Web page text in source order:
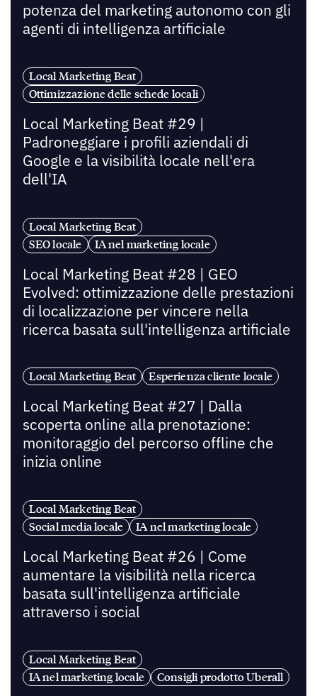
potenza del marketing autonomo con gli
agenti di intelligenza artificiale
Local Marketing Beat
Ottimizzazione delle schede locali
Local Marketing Beat #29 |
Padroneggiare i profili aziendali di
Google e la visibilità locale nell'era
dell'IA
Local Marketing Beat
SEO locale
IA nel marketing locale
Local Marketing Beat #28 | GEO
Evolved: ottimizzazione delle prestazioni
di localizzazione per vincere nella
ricerca basata sull'intelligenza artificiale
Local Marketing Beat Esperienza cliente locale
Local Marketing Beat #27 | Dalla
scoperta online alla prenotazione:
monitoraggio del percorso offline che
inizia online
Local Marketing Beat
Social media locale
IA nel marketing locale
Local Marketing Beat #26 | Come
aumentare la visibilità nella ricerca
basata sull'intelligenza artificiale
attraverso i social
Local Marketing Beat
IA nel marketing locale
Consigli prodotto Uberall